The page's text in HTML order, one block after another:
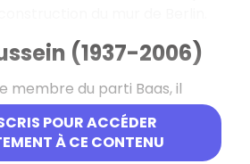
POUR ACCÉDER
À CE CONTENU
(1937-2006)
membre du parti Baas, il
Irak en 1979. Il engage son
stérile contre l’Iran (1980-
le Koweït (1990),